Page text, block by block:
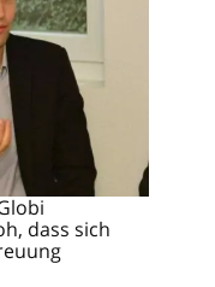
dass sich